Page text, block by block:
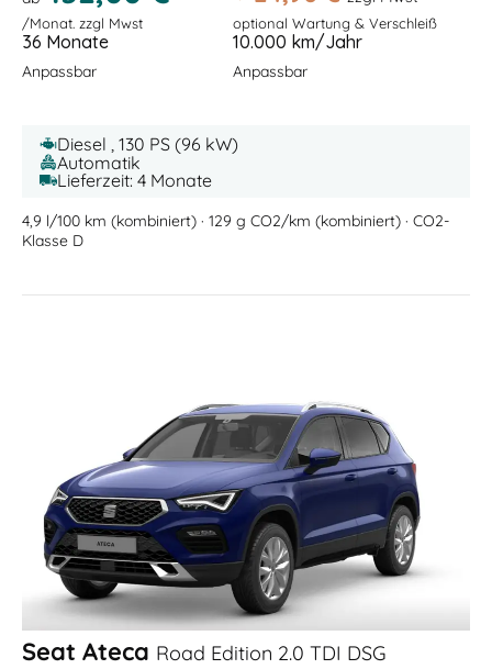
/Monat. zzgl Mwst optional Wartung & Verschleiß
36 Monate
Anpassbar
10.000 km/Jahr
Anpassbar
Diesel , 130 PS (96 kW)
Automatik
Lieferzeit: 4 Monate
4,9 l/100 km (kombiniert) · 129 g CO2/km (kombiniert) · CO2-
Klasse D
Seat Ateca Road Edition 2.0 TDI DSG